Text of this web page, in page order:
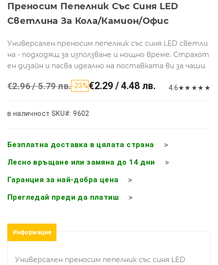
Преносим Пепелник Със Синя LED
Светлина За Кола/камион/офис
Универсален преносим пепелник със синя LED светли
на - подходящ за използване и нощно време. Страхот
ен дизайн и пасва идеално на поставката ви за чаши.
€2.96 / 5.79 лв.-23%€2.29 / 4.48 лв. 4.6★★ ★★ ★
в наличност SKU#: 9602
Безплатна доставка в цялата страна
Лесно връщане или замяна до 14 дни
Гаранция за най-добра цена
Прегледай преди да платиш
Информация
Универсален преносим пепелник със синя LED